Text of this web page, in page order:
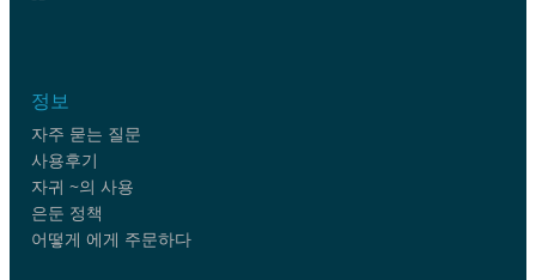
정보
자주 묻는 질문
사용후기
자귀 ~의 사용
은둔 정책
어떻게 에게 주문하다